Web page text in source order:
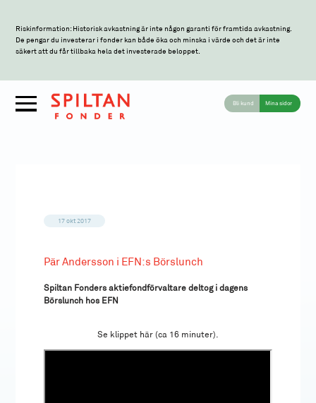
Riskinformation: Historisk avkastning är inte någon garanti för framtida avkastning.
De pengar du investerar i fonder kan både öka och minska i värde och det är inte
säkert att du får tillbaka hela det investerade beloppet.
Bli kund Mina sidor
17 okt 2017
Pär Andersson i EFN:s Börslunch
Spiltan Fonders aktiefondförvaltare deltog i dagens
Börslunch hos EFN
Se klippet här (ca 16 minuter).